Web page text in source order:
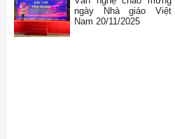
ngày Nhà giáo Việt
Nam 20/11/2025